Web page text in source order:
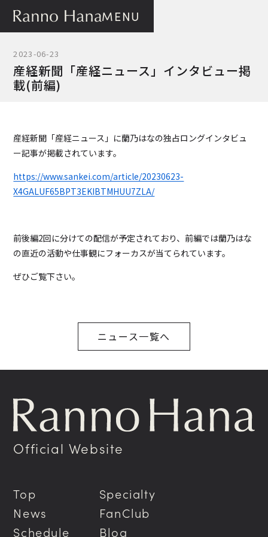
MENU
2023-06-23
産経新聞「産経ニュース」インタビュー掲
載(前編)
産経新聞「産経ニュース」に蘭乃はなの独占ロングインタビュ
ー記事が掲載されています。
https://www.sankei.com/article/20230623-
X4GALUF65BPT3EKIBTMHUU7ZLA/
前後編2回に分けての配信が予定されており、前編では蘭乃はな
の直近の活動や仕事観にフォーカスが当てられています。
ぜひご覧下さい。
ニュース一覧へ
Official Website
Top
News
Schedule
Specialty
FanClub
Blog